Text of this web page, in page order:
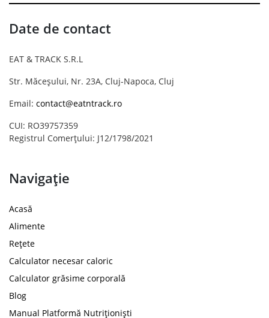
Date de contact
EAT & TRACK S.R.L
Str. Măceșului, Nr. 23A, Cluj-Napoca, Cluj
Email: contact@eatntrack.ro
CUI: RO39757359
Registrul Comerțului: J12/1798/2021
Navigație
Acasă
Alimente
Rețete
Calculator necesar caloric
Calculator grăsime corporală
Blog
Manual Platformă Nutriționiști